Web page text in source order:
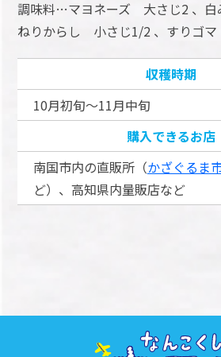
調味料…マヨネーズ 大さじ2 、白
ねりからし 小さじ1/2 、すりゴ
収穫時期
10月初旬～11月中旬
購入できるお店
南国市内の直販所（かざぐるま
ど）、高知県内量販店など